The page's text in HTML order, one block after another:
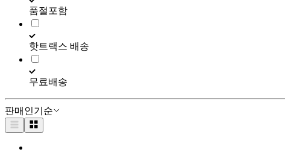
품절포함
핫트랙스 배송
무료배송
판매인기순